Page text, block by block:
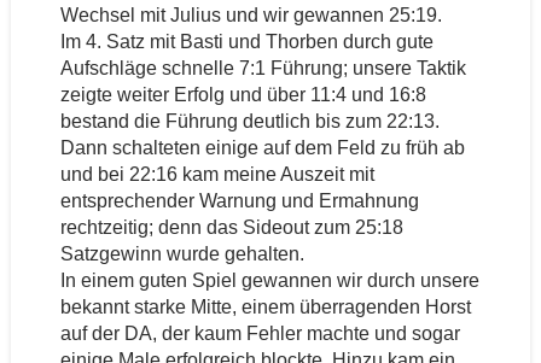
Wechsel mit Julius und wir gewannen 25:19.
Im 4. Satz mit Basti und Thorben durch gute
Aufschläge schnelle 7:1 Führung; unsere Taktik
zeigte weiter Erfolg und über 11:4 und 16:8
bestand die Führung deutlich bis zum 22:13.
Dann schalteten einige auf dem Feld zu früh ab
und bei 22:16 kam meine Auszeit mit
entsprechender Warnung und Ermahnung
rechtzeitig; denn das Sideout zum 25:18
Satzgewinn wurde gehalten.
In einem guten Spiel gewannen wir durch unsere
bekannt starke Mitte, einem überragenden Horst
auf der DA, der kaum Fehler machte und sogar